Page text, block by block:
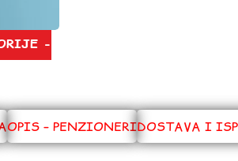
-
OPIS – PENZIONERIDOSTAVA I